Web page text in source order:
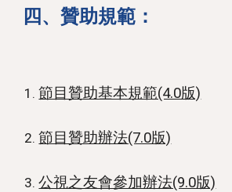
四 、贊助規範 ：
節目贊助基本規範(4.0版)
節目贊助辦法(7.0版)
公視之友會參加辦法(9.0版)